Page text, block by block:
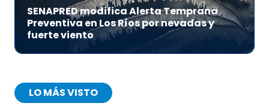
SENAPRED modifica Alerta Temprana
Preventiva en Los Ríos por nevadas y
fuerte viento
LO MÁS VISTO